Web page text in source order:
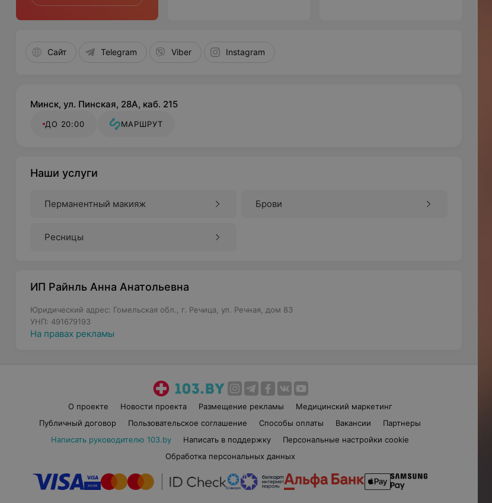
Сайт Telegram Viber Instagram
Минск, ул. Пинская, 28А, каб. 215
ДО 20:00 МАРШРУТ
Наши услуги
Перманентный макияж Брови
Ресницы
ИП Райнль Анна Анатольевна
Юридический адрес: Гомельская обл., г. Речица, ул. Речная, дом 83
УНП: 491679193
На правах рекламы
О проекте Новости проекта Размещение рекламы
Медицинский маркетинг
Публичный договор
Пользовательское соглашение Способы оплаты Вакансии
Партнеры
Написать руководителю 103.by
Написать в поддержку
Персональные настройки cookie
Обработка персональных данных